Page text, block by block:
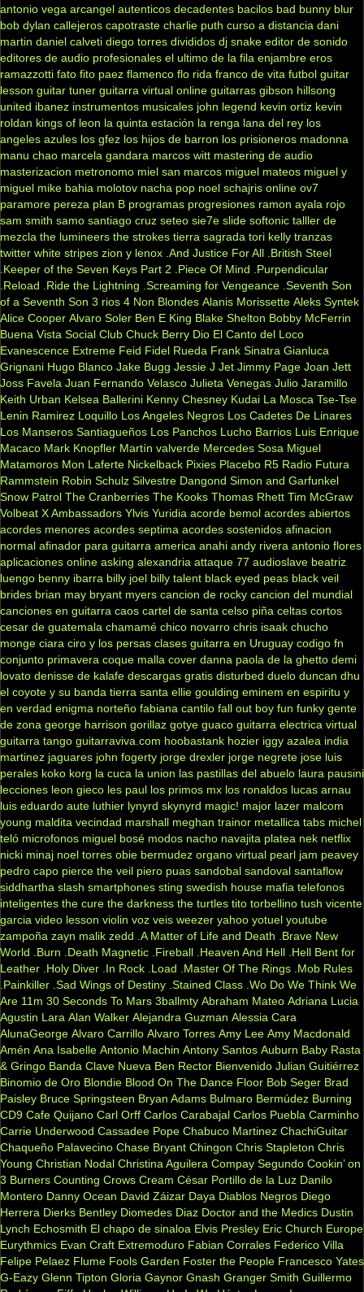
antonio vega arcangel autenticos decadentes bacilos bad bunny blur
bob dylan callejeros capotraste charlie puth curso a distancia dani
martin daniel calveti diego torres divididos dj snake editor de sonido
editores de audio profesionales el ultimo de la fila enjambre eros
ramazzotti fato fito paez flamenco flo rida franco de vita futbol guitar
lesson guitar tuner guitarra virtual online guitarras gibson hillsong
united ibanez instrumentos musicales john legend kevin ortiz kevin
roldan kings of leon la quinta estación la renga lana del rey los
angeles azules los gfez los hijos de barron los prisioneros madonna
manu chao marcela gandara marcos witt mastering de audio
masterizacion metronomo miel san marcos miguel mateos miguel y
miguel mike bahia molotov nacha pop noel schajris online ov7
paramore pereza plan B programas progresiones ramon ayala rojo
sam smith samo santiago cruz seteo sie7e slide softonic talller de
mezcla the lumineers the strokes tierra sagrada tori kelly tranzas
twitter white stripes zion y lenox .And Justice For All .British Steel
.Keeper of the Seven Keys Part 2
.Piece Of Mind
.Purpendicular
.Reload
.Ride the Lightning .Screaming for Vengeance .Seventh Son
of a Seventh Son 3 rios 4 Non Blondes Alanis Morissette Aleks Syntek
Alice Cooper Alvaro Soler Ben E King Blake Shelton Bobby McFerrin
Buena Vista Social Club Chuck Berry Dio El Canto del Loco
Evanescence Extreme Feid Fidel Rueda Frank Sinatra Gianluca
Grignani Hugo Blanco Jake Bugg Jessie J Jet Jimmy Page Joan Jett
Joss Favela Juan Fernando Velasco Julieta Venegas Julio Jaramillo
Keith Urban Kelsea Ballerini Kenny Chesney Kudai La Mosca Tse-Tse
Lenin Ramirez Loquillo Los Angeles Negros Los Cadetes De Linares
Los Manseros Santiagueños Los Panchos Lucho Barrios Luis Enrique
Macaco Mark Knopfler Martín valverde Mercedes Sosa Miguel
Matamoros Mon Laferte Nickelback Pixies Placebo R5 Radio Futura
Rammstein Robin Schulz Silvestre Dangond Simon and Garfunkel
Snow Patrol The Cranberries The Kooks Thomas Rhett Tim McGraw
Volbeat X Ambassadors Ylvis Yuridia acorde bemol acordes abiertos
acordes menores acordes septima acordes sostenidos afinacion
normal afinador para guitarra america anahi andy rivera antonio flores
aplicaciones online asking alexandria attaque 77 audioslave beatriz
luengo benny ibarra billy joel billy talent black eyed peas black veil
brides brian may bryant myers cancion de rocky cancion del mundial
canciones en guitarra caos cartel de santa celso piña celtas cortos
cesar de guatemala chamamé chico novarro chris isaak chucho
monge ciara ciro y los persas clases guitarra en Uruguay codigo fn
conjunto primavera coque malla cover danna paola de la ghetto demi
lovato denisse de kalafe descargas gratis disturbed duelo duncan dhu
el coyote y su banda tierra santa ellie goulding eminem en espiritu y
en verdad enigma norteño fabiana cantilo fall out boy fun funky gente
de zona george harrison gorillaz gotye guaco guitarra electrica virtual
guitarra tango guitarraviva.com hoobastank hozier iggy azalea india
martinez jaguares john fogerty jorge drexler jorge negrete jose luis
perales koko korg la cuca la union las pastillas del abuelo laura pausini
lecciones leon gieco les paul los primos mx los ronaldos lucas arnau
luis eduardo aute luthier lynyrd skynyrd magic! major lazer malcom
young maldita vecindad marshall meghan trainor metallica tabs michel
teló microfonos miguel bosé modos nacho navajita platea nek netflix
nicki minaj noel torres obie bermudez organo virtual pearl jam peavey
pedro capo pierce the veil piero puas sandobal sandoval santaflow
siddhartha slash smartphones sting swedish house mafia telefonos
inteligentes the cure the darkness the turtles tito torbellino tush vicente
garcia video lesson violin voz veis weezer yahoo yotuel youtube
zampoña zayn malik zedd .A Matter of Life and Death
.Brave New
World
.Burn .Death Magnetic .Fireball .Heaven And Hell .Hell Bent for
Leather .Holy Diver .In Rock .Load .Master Of The Rings .Mob Rules
.Painkiller .Sad Wings of Destiny .Stained Class .Wo Do We Think We
Are 11m 30 Seconds To Mars 3ballmty Abraham Mateo Adriana Lucia
Agustin Lara Alan Walker Alejandra Guzman Alessia Cara
AlunaGeorge Alvaro Carrillo Alvaro Torres Amy Lee Amy Macdonald
Amén Ana Isabelle Antonio Machin Antony Santos Auburn Baby Rasta
& Gringo Banda Clave Nueva Ben Rector Bienvenido Julian Guitiérrez
Binomio de Oro Blondie Blood On The Dance Floor Bob Seger Brad
Paisley Bruce Springsteen Bryan Adams Bulmaro Bermúdez Burning
CD9 Cafe Quijano Carl Orff Carlos Carabajal Carlos Puebla Carminho
Carrie Underwood Cassadee Pope Chabuco Martinez ChachiGuitar
Chaqueño Palavecino Chase Bryant Chingon Chris Stapleton Chris
Young Christian Nodal Christina Aguilera Compay Segundo Cookin’ on
3 Burners Counting Crows Cream César Portillo de la Luz Danilo
Montero Danny Ocean David Záizar Daya Diablos Negros Diego
Herrera Dierks Bentley Diomedes Diaz Doctor and the Medics Dustin
Lynch Echosmith El chapo de sinaloa Elvis Presley Eric Church Europe
Eurythmics Evan Craft Extremoduro Fabian Corrales Federico Villa
Felipe Pelaez Flume Fools Garden Foster the People Francesco Yates
G-Eazy Glenn Tipton Gloria Gaynor Gnash Granger Smith Guillermo